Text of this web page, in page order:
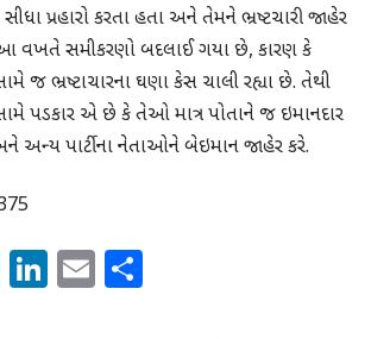
પ્રહારો કરતા હતા અને તેમને ભ્રષ્ટચારી જાહેર
આ વખતે સમીકરણો બદલાઈ ગયા છે, કારણ કે
જ ભ્રષ્ટાચારના ઘણા કેસ ચાલી રહ્યા છે. તેથી
પડકાર એ છે કે તેઓ માત્ર પોતાને જ ઇમાનદાર
અન્ય પાર્ટીના નેતાઓને બેઇમાન જાહેર કરે.
Twitter
LinkedIn
Email